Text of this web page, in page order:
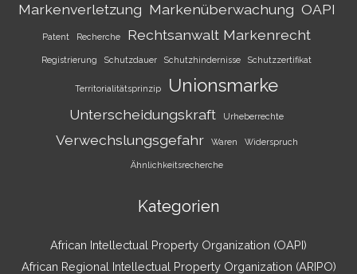
Markenverletzung Markenüberwachung OAPI
Patent Recherche Rechtsanwalt Markenrecht
Registrierung Schutzdauer Schutzhindernisse Schutzzertifikat
Territorialitätsprinzip Unionsmarke
Unterscheidungskraft Urheberrechte
Verwechslungsgefahr Waren Widerspruch
Ähnlichkeitsrecherche
Kategorien
African Intellectual Property Organization (OAPI)
African Regional Intellectual Property Organization (ARIPO)